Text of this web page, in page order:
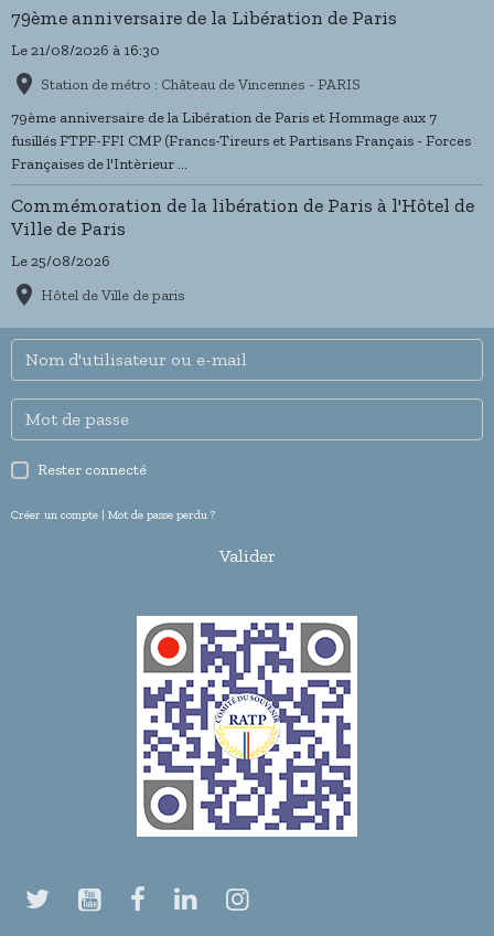
de mémoire pour les générations actuelles et futures.
de MadameSophie Mourlon, Secrétaire générale de la RATP
79ème anniversaire de la Libération de Paris
Le 21/08/2026 à 16:30
Station de métro : Château de Vincennes - PARIS
79ème anniversaire de la Libération de Paris et Hommage aux 7
fusillés FTPF-FFI CMP (Francs-Tireurs et Partisans Français - Forces
Françaises de l'Intèrieur ...
Commémoration de la libération de Paris à l'Hôtel de
Ville de Paris
Le 25/08/2026
Hôtel de Ville de paris
Rester connecté
Créer un compte | Mot de passe perdu ?
Valider